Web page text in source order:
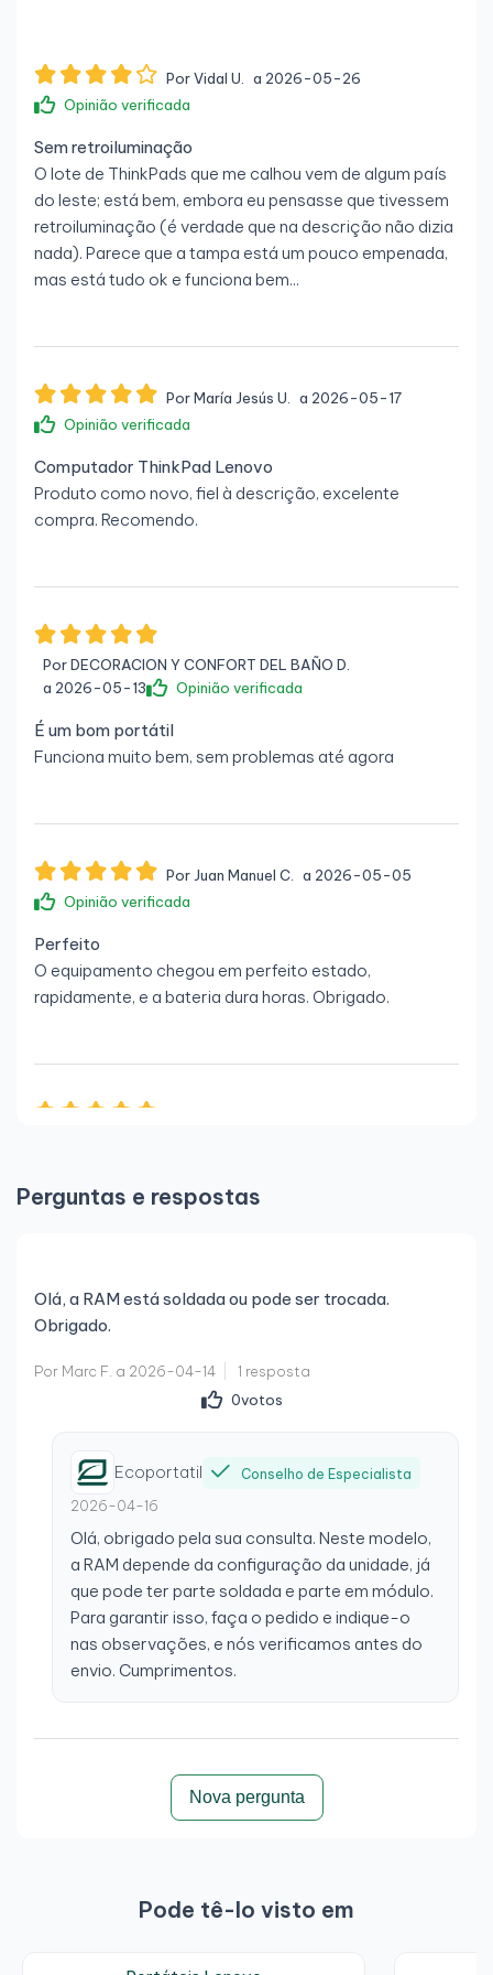
Por Vidal U.
a 2026-05-26
Opinião verificada
Sem retroiluminação
O lote de ThinkPads que me calhou vem de algum país
do leste; está bem, embora eu pensasse que tivessem
retroiluminação (é verdade que na descrição não dizia
nada). Parece que a tampa está um pouco empenada,
mas está tudo ok e funciona bem...
Por María Jesús U.
a 2026-05-17
Opinião verificada
Computador ThinkPad Lenovo
Produto como novo, fiel à descrição, excelente
compra. Recomendo.
Por DECORACION Y CONFORT DEL BAÑO D.
a 2026-05-13
Opinião verificada
É um bom portátil
Funciona muito bem, sem problemas até agora
Por Juan Manuel C.
a 2026-05-05
Opinião verificada
Perfeito
O equipamento chegou em perfeito estado,
rapidamente, e a bateria dura horas. Obrigado.
IMPECÁVEL
O portátil foi recebido a tempo, perfeitamente
Por José L.
a 2026-02-18
O produto chegou em perfeito estado e muito bem
protegido. O funcionamento está correto e parece
totalmente novo.
Por Francisco A. a 2026-01-04
Opinião verificada
Tudo perfeito
Perguntas e respostas
Olá, a RAM está soldada ou pode ser trocada.
Obrigado.
Por Marc F. a 2026-04-14
1 resposta
0votos
Ecoportatil Conselho de Especialista
2026-04-16
Olá, obrigado pela sua consulta. Neste modelo,
a RAM depende da configuração da unidade, já
que pode ter parte soldada e parte em módulo.
Para garantir isso, faça o pedido e indique-o
nas observações, e nós verificamos antes do
envio. Cumprimentos.
Nova pergunta
Pode tê-lo visto em